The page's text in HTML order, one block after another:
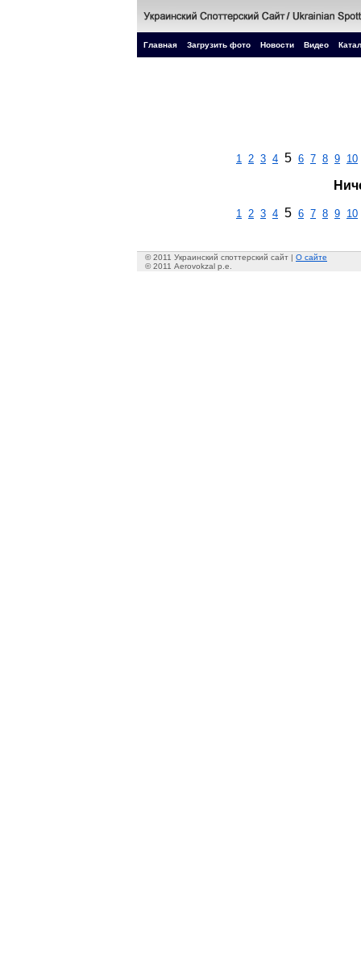
Главная Загрузить фото Новости Видео
1 2 3 4 5 6 7 8 9 10
1 2 3 4 5 6 7 8 9 10
© 2011 Украинский споттерский сайт | О сайте
© 2011 Aerovokzal p.e.